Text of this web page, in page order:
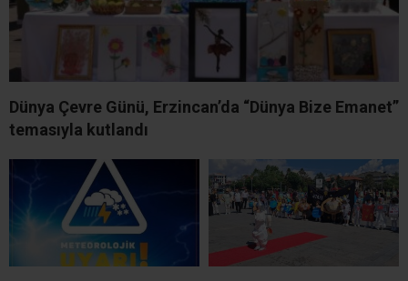
Dünya Çevre Günü, Erzincan’da “Dünya Bize Emanet”
temasıyla kutlandı